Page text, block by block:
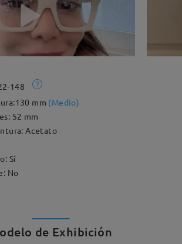
148
130 mm (Medio)
52 mm
Acetato
Sí
No
de Exhibición